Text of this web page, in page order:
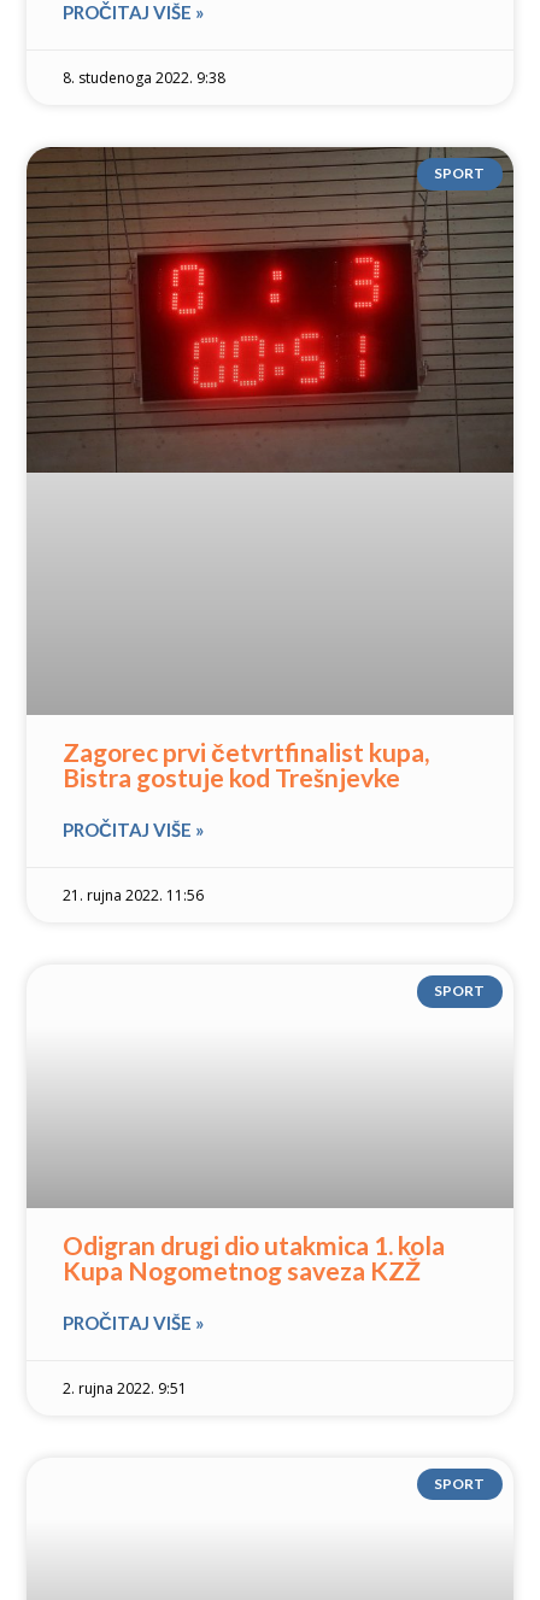
PROČITAJ VIŠE »
8. studenoga 2022. 9:38
SPORT
Zagorec prvi četvrtfinalist kupa,
Bistra gostuje kod Trešnjevke
PROČITAJ VIŠE »
21. rujna 2022. 11:56
SPORT
Odigran drugi dio utakmica 1. kola
Kupa Nogometnog saveza KZŽ
PROČITAJ VIŠE »
2. rujna 2022. 9:51
SPORT